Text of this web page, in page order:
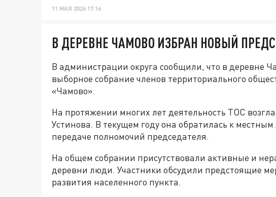
11 МАЯ 2026 17:16
В ДЕРЕВНЕ ЧАМОВО ИЗБРАН НОВЫЙ
В администрации округа сообщили, что в деревне
выборное собрание членов территориального
«Чамово».
На протяжении многих лет деятельность ТОС
Устинова. В текущем году она обратилась к
передаче полномочий председателя.
На общем собрании присутствовали активные и
деревни люди. Участники обсудили предстоящие
развития населенного пункта.